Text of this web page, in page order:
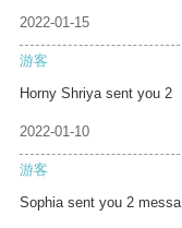
2022-01-15
游客
Horny Shriya sent you 2
2022-01-10
游客
Sophia sent you 2 messa